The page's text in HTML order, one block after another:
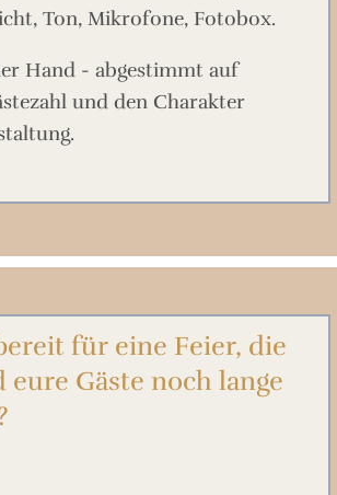
Ton, Mikrofone, Fotobox.
Hand - abgestimmt auf
und den Charakter
für eine Feier, die
eure Gäste noch lange